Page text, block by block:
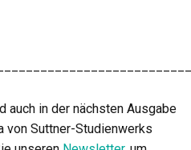
in der nächsten Ausgabe
Suttner-Studienwerks